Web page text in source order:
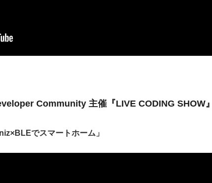
Community 主催『LIVE CODING SHOW』
でスマートホーム」